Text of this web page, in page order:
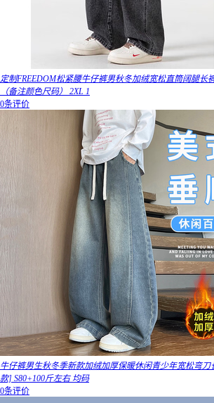
定制FREEDOM松紧腰牛仔裤男秋冬加绒宽松直筒阔腿长
（备注颜色尺码） 2XL 1
0条评价
牛仔裤男生秋冬季新款加绒加厚保暖休闲青少年宽松弯刀
款] S80+100斤左右 均码
0条评价